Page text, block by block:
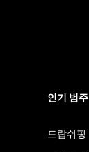
인기 범주
드랍쉬핑